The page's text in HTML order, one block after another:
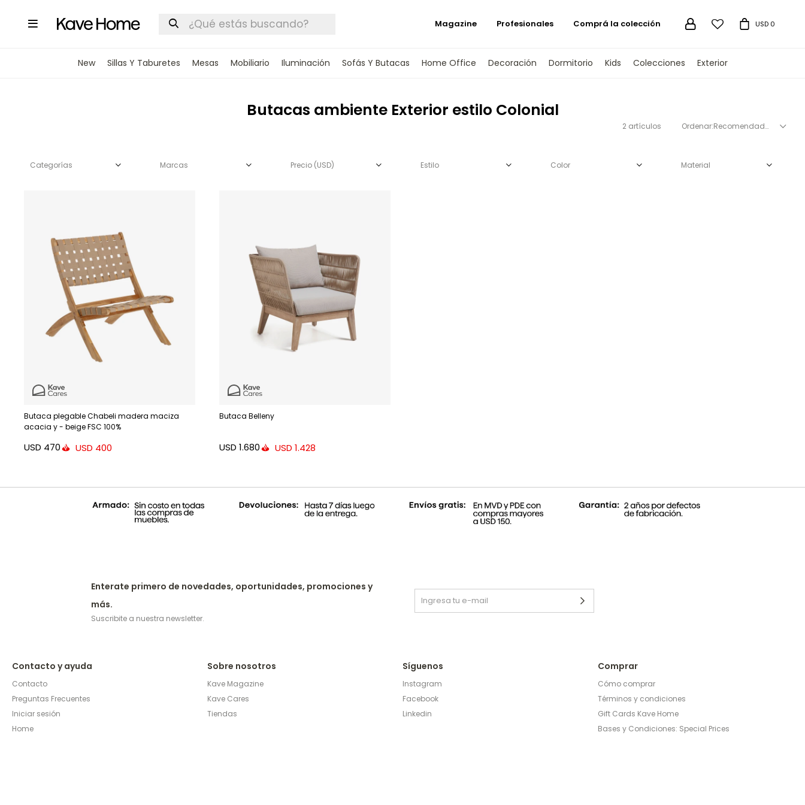

New Sillas Y Taburetes Mesas Mobiliario Iluminación Sofás Y Butacas Home Office Decoración Dormitorio Kids Colecciones Exterior
 USD 0
Magazine Profesionales Comprá la colección
Butacas ambiente Exterior estilo Colonial
2 artículos Recomendados
Butaca plegable Chabeli madera maciza
acacia y - beige FSC 100%
USD 470 USD 400
Butaca Belleny
USD 1.680 USD 1.428
Categorías Marcas Precio (USD) Estilo Color Material
Sobre nosotros
Kave Magazine
Kave Cares
Tiendas
Comprar
Cómo comprar
Términos y condiciones
Gift Cards Kave Home
Bases y Condiciones: Special Prices
Contacto y ayuda
Contacto
Preguntas Frecuentes
Iniciar sesión
Home
Síguenos
Instagram
Facebook
Linkedin
Enterate primero de novedades, oportunidades, promociones y
más.
Suscribite a nuestra newsletter.